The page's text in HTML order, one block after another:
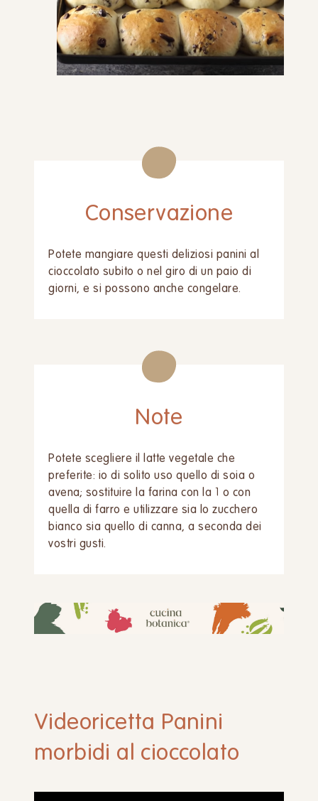
Conservazione
Potete mangiare questi deliziosi panini al
cioccolato subito o nel giro di un paio di
giorni, e si possono anche congelare.
Note
Potete scegliere il latte vegetale che
preferite: io di solito uso quello di soia o
avena; sostituire la farina con la 1 o con
quella di farro e utilizzare sia lo zucchero
bianco sia quello di canna, a seconda dei
vostri gusti.
Videoricetta Panini
morbidi al cioccolato